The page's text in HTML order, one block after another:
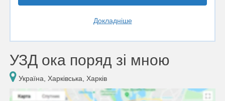
Докладніше
УЗД ока поряд зі мною
Україна, Харківська, Харків